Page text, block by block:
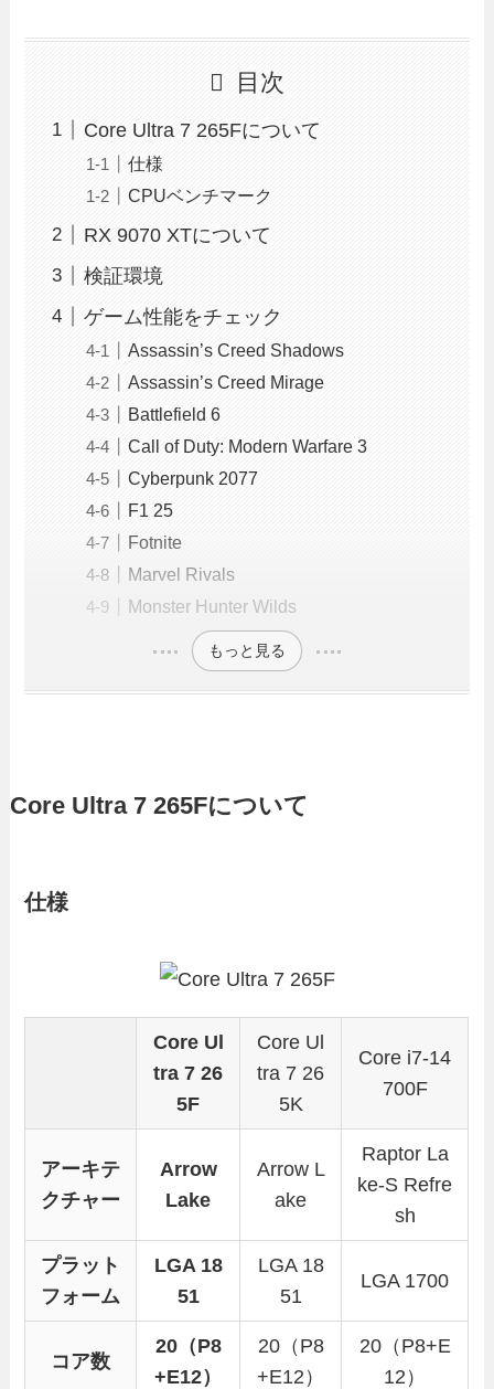
目次
Core Ultra 7 265Fについて
仕様
CPUベンチマーク
RX 9070 XTについて
検証環境
ゲーム性能をチェック
Assassin’s Creed Shadows
Assassin’s Creed Mirage
Battlefield 6
Call of Duty: Modern Warfare 3
Cyberpunk 2077
F1 25
Fotnite
Marvel Rivals
Monster Hunter Wilds
もっと見る
Core Ultra 7 265Fについて
仕様
Core Ul
tra 7 26
5F
Core Ul
tra 7 26
5K
Core i7-14
700F
アーキテ
クチャー
Arrow
Lake
Arrow L
ake
Raptor La
ke-S Refre
sh
プラット
フォーム
LGA 18
51
LGA 18
51
LGA 1700
コア数
20（P8
+E12）
20（P8
+E12）
20（P8+E
12）